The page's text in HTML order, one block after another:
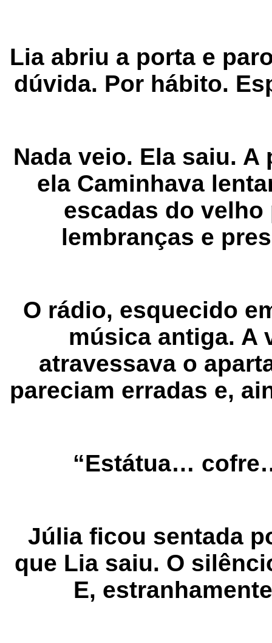
Lia abriu a porta e
dúvida. Por hábito.
Nada veio. Ela saiu.
ela Caminhava
escadas do
lembranças e
O rádio, esquecido
música antiga. A
atravessava o
pareciam erradas e,
“Estátua…
Júlia ficou sentada
que Lia saiu. O
E,